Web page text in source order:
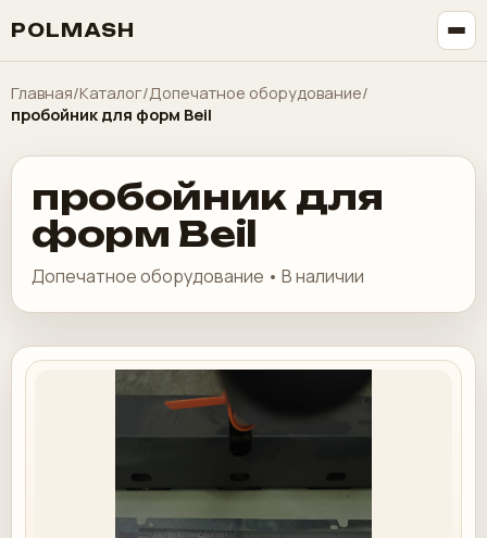
POLMASH
Главная/Каталог/Допечатное оборудование/
пробойник для форм Beil
пробойник для
форм Beil
Допечатное оборудование • В наличии